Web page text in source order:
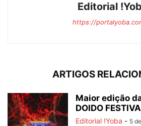
Editorial
https://
ARTIGOS
Maior edição
DOIDO
Editorial !Yoba - 5